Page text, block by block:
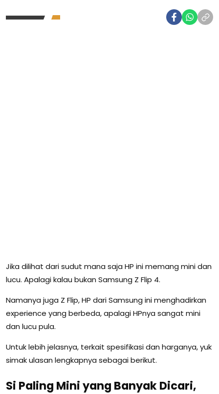
Jika dilihat dari sudut mana saja HP ini memang mini dan
lucu. Apalagi kalau bukan Samsung Z Flip 4.
Namanya juga Z Flip, HP dari Samsung ini menghadirkan
experience yang berbeda, apalagi HPnya sangat mini
dan lucu pula.
Untuk lebih jelasnya, terkait spesifikasi dan harganya, yuk
simak ulasan lengkapnya sebagai berikut.
Si Paling Mini yang Banyak Dicari,